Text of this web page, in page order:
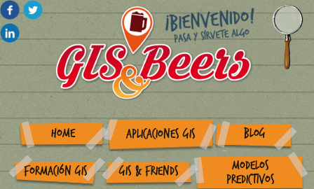
HOME APLICACIONES GIS BLOG
FORMACIÓN GIS GIS & FRIENDS
MODELOS
PREDICTIVOS